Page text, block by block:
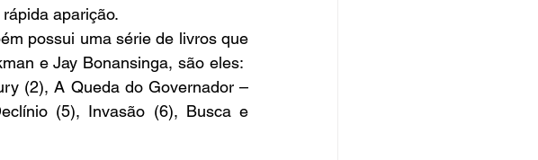
aparição.
possui uma série de livros que
e Jay Bonansinga,
(2), A Queda do Governador –
(5), Invasão (6), Busca e